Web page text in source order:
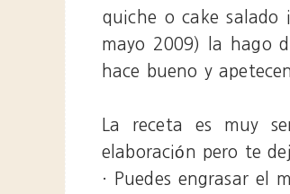
quiche o cake salado
mayo 2009) la hago
hace bueno y
La receta es muy
elaboración pero te
· Puedes engrasar el